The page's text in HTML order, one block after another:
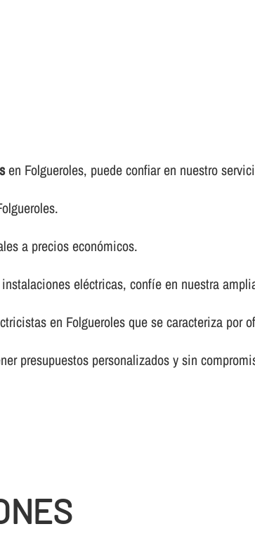
en Folgueroles, puede confiar en nuestro
a precios económicos.
eléctricas, confí­e en nuestra
en Folgueroles que se caracteriza
presupuestos personalizados y sin